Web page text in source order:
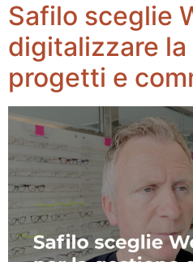
Safilo sceglie
digitalizzare
progetti e